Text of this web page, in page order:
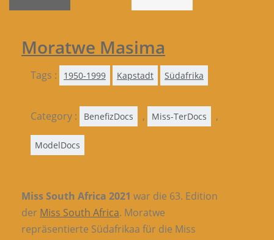
Moratwe Masima
Tags : 1950-1999 Kapstadt Südafrika
Category : BenefizDocs , Miss-TerDocs ,
ModelDocs
Miss South Africa 2021 war die 63. Edition
der Miss South Africa. Moratwe
repräsentierte Südafrikaa für die Miss